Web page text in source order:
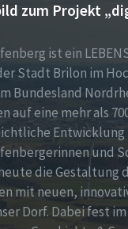
zum Projekt
ist ein
Stadt Brilon im
Bundesland
auf eine mehr als
Entwicklung
und
die Gestaltung
mit neuen,
Dorf. Dabei fest